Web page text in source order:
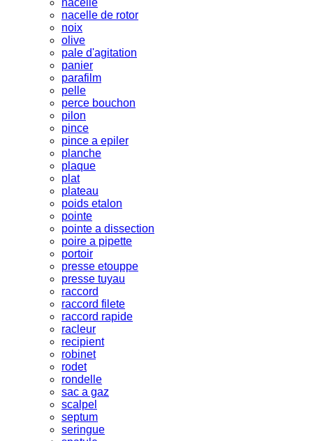
nacelle de rotor
noix
olive
pale d'agitation
panier
parafilm
pelle
perce bouchon
pilon
pince
pince a epiler
planche
plaque
plat
plateau
poids etalon
pointe
pointe a dissection
poire a pipette
portoir
presse etouppe
presse tuyau
raccord
raccord filete
raccord rapide
racleur
recipient
robinet
rodet
rondelle
sac a gaz
scalpel
septum
seringue